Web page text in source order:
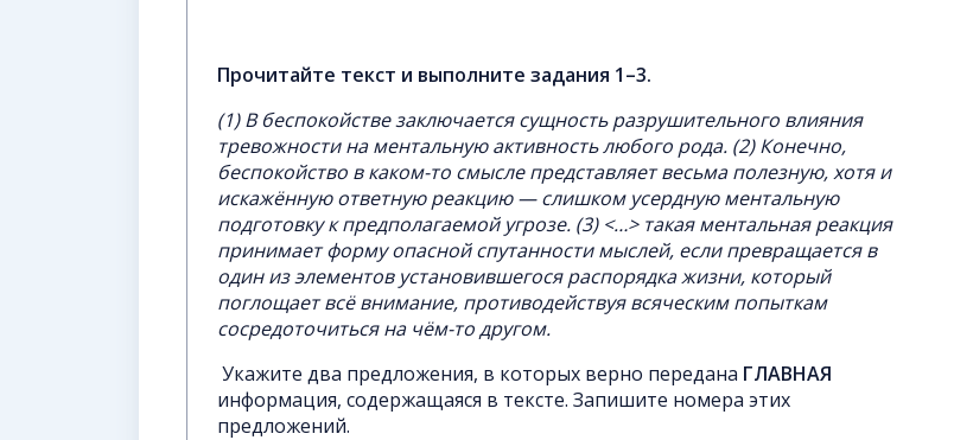
Прочитайте текст и выполните задания 1–3.
(1) В беспокойстве заключается сущность разрушительного влияния
тревожности на ментальную активность любого рода. (2) Конечно,
беспокойство в каком-то смысле представляет весьма полезную, хотя и
искажённую ответную реакцию — слишком усердную ментальную
подготовку к предполагаемой угрозе. (3) <…> такая ментальная реакция
принимает форму опасной спутанности мыслей, если превращается в
один из элементов установившегося распорядка жизни, который
поглощает всё внимание, противодействуя всяческим попыткам
сосредоточиться на чём-то другом.
Укажите два предложения, в которых верно передана ГЛАВНАЯ
информация, содержащаяся в тексте. Запишите номера этих
предложений.